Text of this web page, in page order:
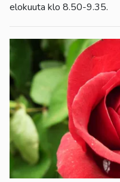
elokuuta klo 8.50-9.35.